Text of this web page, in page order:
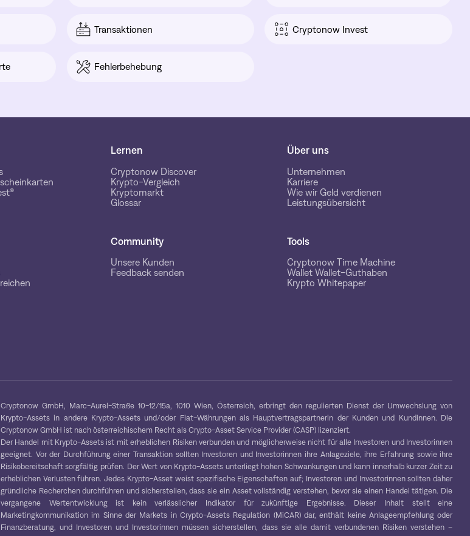
Transaktionen Cryptonow Invest
Fehlerbehebung
Lernen
Cryptonow Discover
Krypto-Vergleich
Kryptomarkt
Glossar
Über uns
Unternehmen
Karriere
Wie wir Geld verdienen
Leistungsübersicht
Community
Unsere Kunden
Feedback senden
Tools
Cryptonow Time Machine
Wallet Wallet-Guthaben
Krypto Whitepaper
Cryptonow GmbH, Marc-Aurel-Straße 10-12/15a, 1010 Wien, Österreich, erbringt den regulierten Dienst der Umwechslung von
Krypto-Assets in andere Krypto-Assets und/oder Fiat-Währungen als Hauptvertragspartnerin der Kunden und Kundinnen. Die
Cryptonow GmbH ist nach österreichischem Recht als Crypto-Asset Service Provider (CASP) lizenziert.
Der Handel mit Krypto-Assets ist mit erheblichen Risiken verbunden und möglicherweise nicht für alle Investoren und Investorinnen
geeignet. Vor der Durchführung einer Transaktion sollten Investoren und Investorinnen ihre Anlageziele, ihre Erfahrung sowie ihre
Risikobereitschaft sorgfältig prüfen. Der Wert von Krypto-Assets unterliegt hohen Schwankungen und kann innerhalb kurzer Zeit zu
erheblichen Verlusten führen. Jedes Krypto-Asset weist spezifische Eigenschaften auf; Investoren und Investorinnen sollten daher
gründliche Recherchen durchführen und sicherstellen, dass sie ein Asset vollständig verstehen, bevor sie einen Handel tätigen. Die
vergangene Wertentwicklung ist kein verlässlicher Indikator für zukünftige Ergebnisse. Dieser Inhalt stellt eine
Marketingkommunikation im Sinne der Markets in Crypto-Assets Regulation (MiCAR) dar, enthält keine Anlageempfehlung oder
Finanzberatung, und Investoren und Investorinnen müssen sicherstellen, dass sie alle damit verbundenen Risiken verstehen –